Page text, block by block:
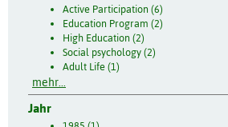
Active Participation (6)
Education Program (2)
High Education (2)
Social psychology (2)
Adult Life (1)
mehr...
Jahr